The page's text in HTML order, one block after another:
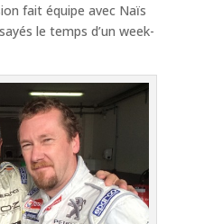
fait équipe avec Naïs
le temps d’un week-